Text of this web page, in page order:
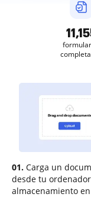
01. Carga un
desde tu
almacenamiento